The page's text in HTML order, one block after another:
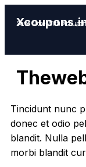
Save More With
Tincidunt nunc
donec et odio
blandit. Nulla
morbi blandit